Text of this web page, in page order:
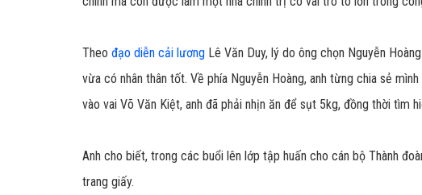
Theo đạo diễn cải lương Lê Văn Duy, lý do ông chọn Nguyễn
vừa có nhân thân tốt. Về phía Nguyễn Hoàng, anh từng chia sẻ
vào vai Võ Văn Kiệt, anh đã phải nhịn ăn để sụt 5kg, đồng thời tìm
Anh cho biết, trong các buổi lên lớp tập huấn cho cán bộ Thành
trang giấy.